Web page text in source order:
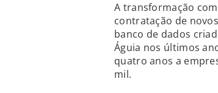
A transformação
contratação de
banco de dados
Águia nos últimos
quatro anos a
mil.